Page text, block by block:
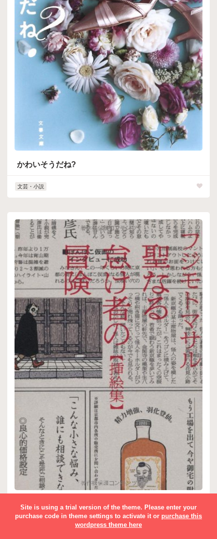
かわいそうだね?
文芸・小説
聖なる怠け者の冒険 挿絵集
Site is using a trial version of the theme. Please enter your
purchase code in theme settings to activate it or purchase this
wordpress theme here